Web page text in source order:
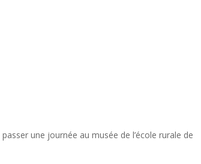
une journée au musée de l’école rurale de